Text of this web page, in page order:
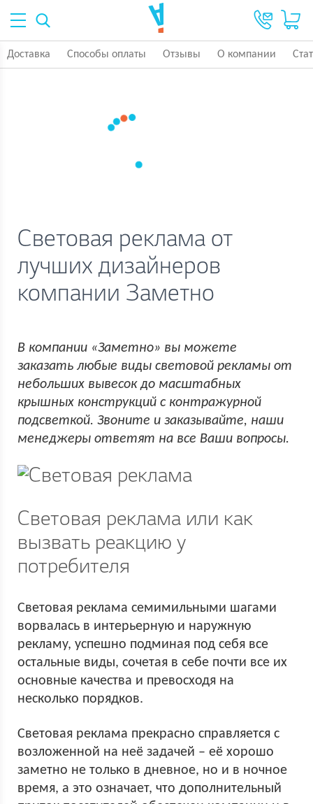
Доставка Способы оплаты Отзывы О компании
Световая реклама от
лучших дизайнеров
компании Заметно
В компании «Заметно» вы можете
заказать любые виды световой рекламы от
небольших вывесок до масштабных
крышных конструкций с контражурной
подсветкой. Звоните и заказывайте, наши
менеджеры ответят на все Ваши вопросы.
Световая реклама или как
вызвать реакцию у
потребителя
Световая реклама семимильными шагами
ворвалась в интерьерную и наружную
рекламу, успешно подминая под себя все
остальные виды, сочетая в себе почти все их
основные качества и превосходя на
несколько порядков.
Световая реклама прекрасно справляется с
возложенной на неё задачей – её хорошо
заметно не только в дневное, но и в ночное
время, а это означает, что дополнительный